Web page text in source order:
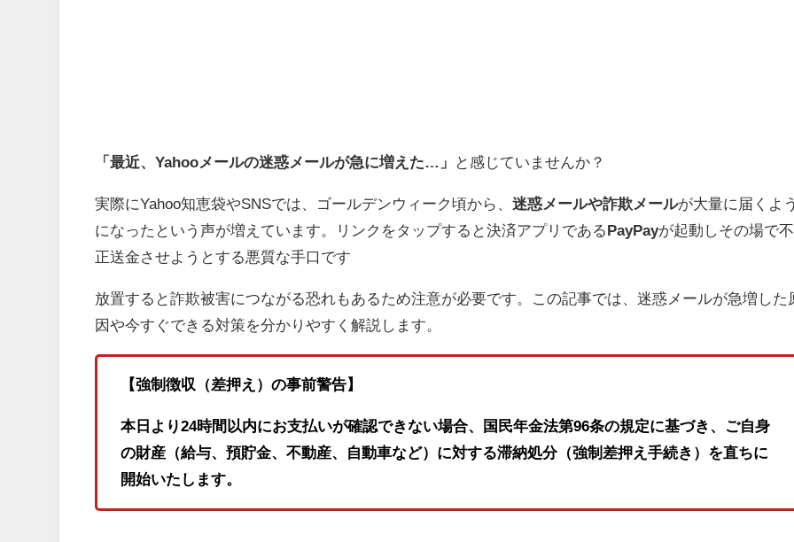
「最近、Yahooメールの迷惑メールが急に増えた…」 と感じていませんか？
実際にYahoo知恵袋やSNSでは、ゴールデンウィーク頃から、迷惑メールや詐欺メールが大量に届くよう
になったという声が増えています。リンクをタップすると決済アプリであるPayPayが起動しその場で不
正送金させようとする悪質な手口です
放置すると詐欺被害につながる恐れもあるため注意が必要です。この記事では、迷惑メールが急増した
因や今すぐできる対策を分かりやすく解説します。
【強制徴収（差押え）の事前警告】
本日より24時間以内にお支払いが確認できない場合、国民年金法第96条の規定に基づき、ご自身
の財産（給与、預貯金、不動産、自動車など）に対する滞納処分（強制差押え手続き）を直ちに
開始いたします。